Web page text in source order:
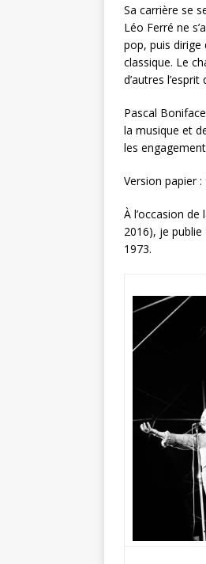
Sa carrière se
Léo Ferré ne
pop, puis dirige
classique. Le
d’autres
Pascal
la musique et
les
Version papier
À l’occasion
2016), je
1973.